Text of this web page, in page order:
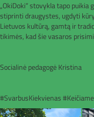
„OkiDoki“ stovykla tapo
stiprinti draugystes, ugdyti
Lietuvos kultūrą, gamtą ir
tikimės, kad šie vasaros
Socialinė pedagogė Kristina
#SvarbusKiekvienas